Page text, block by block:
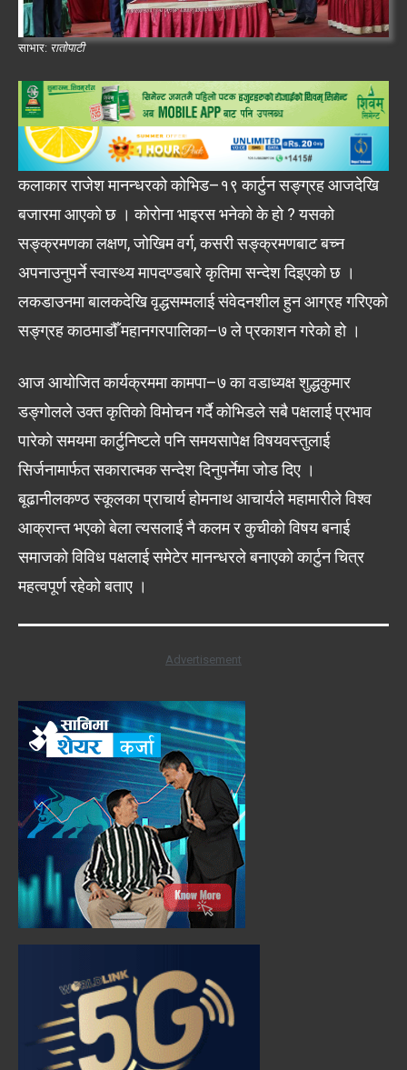
साभार: रातोपाटी
कलाकार राजेश मानन्धरको कोभिड–१९ कार्टुन सङ्ग्रह आजदेखि
बजारमा आएको छ । कोरोना भाइरस भनेको के हो ? यसको
सङ्क्रमणका लक्षण, जोखिम वर्ग, कसरी सङ्क्रमणबाट बच्न
अपनाउनुपर्ने स्वास्थ्य मापदण्डबारे कृतिमा सन्देश दिइएको छ ।
लकडाउनमा बालकदेखि वृद्धसम्मलाई संवेदनशील हुन आग्रह गरिएको
सङ्ग्रह काठमाडौँ महानगरपालिका–७ ले प्रकाशन गरेको हो ।
आज आयोजित कार्यक्रममा कामपा–७ का वडाध्यक्ष शुद्धकुमार
डङ्गोलले उक्त कृतिको विमोचन गर्दै कोभिडले सबै पक्षलाई प्रभाव
पारेको समयमा कार्टुनिष्टले पनि समयसापेक्ष विषयवस्तुलाई
सिर्जनामार्फत सकारात्मक सन्देश दिनुपर्नेमा जोड दिए ।
बूढानीलकण्ठ स्कूलका प्राचार्य होमनाथ आचार्यले महामारीले विश्व
आक्रान्त भएको बेला त्यसलाई नै कलम र कुचीको विषय बनाई
समाजको विविध पक्षलाई समेटेर मानन्धरले बनाएको कार्टुन चित्र
महत्वपूर्ण रहेको बताए ।
Advertisement